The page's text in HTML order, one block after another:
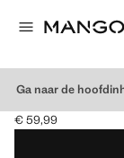
Ga naar de
PARIS SUPER
Huidige prijs [€
€ 59,99
Kies een kleur